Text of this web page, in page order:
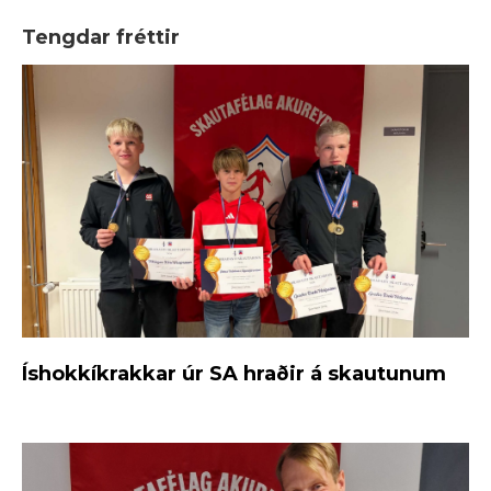
Tengdar fréttir
Íshokkíkrakkar úr SA hraðir á skautunum